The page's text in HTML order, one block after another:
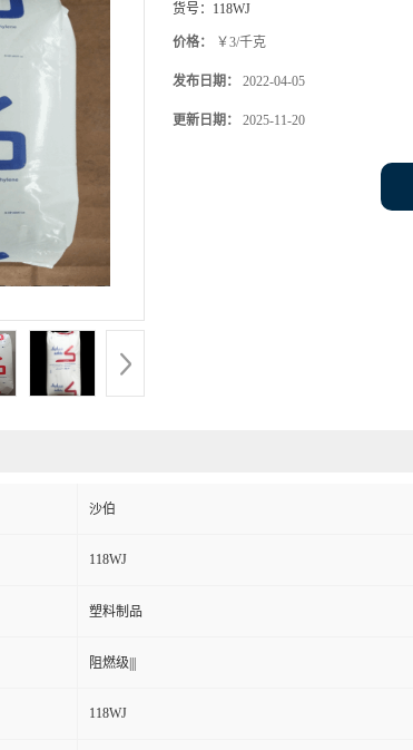
货号： 118WJ
价格： ￥3/千克
发布日期： 2022-04-05
更新日期： 2025-11-20
沙伯
118WJ
塑料制品
阻燃级|||
118WJ